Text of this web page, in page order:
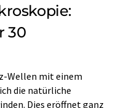
30
Wellen mit einem
die natürliche
Dies eröffnet ganz